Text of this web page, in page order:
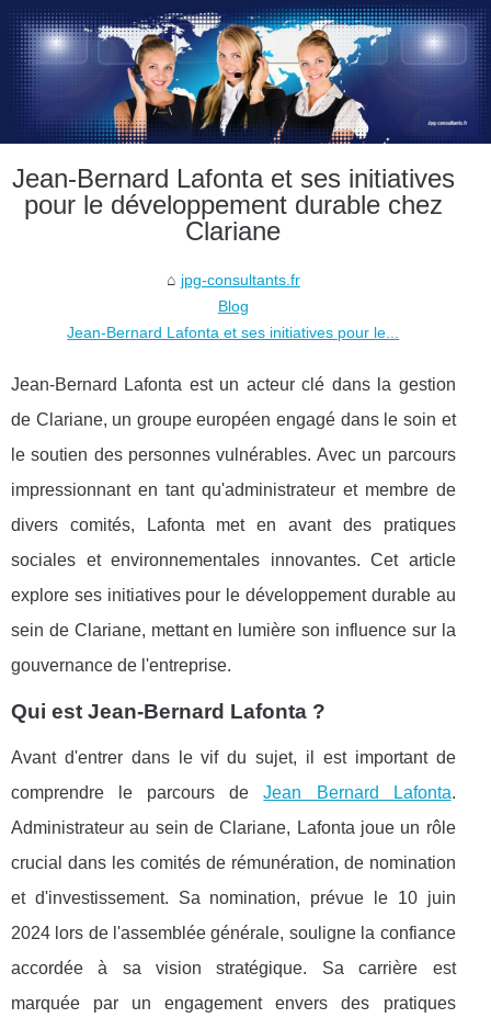
Jean-Bernard Lafonta et ses initiatives
pour le développement durable chez
Clariane
jpg-consultants.fr
Blog
Jean-Bernard Lafonta et ses initiatives pour le...
Jean-Bernard Lafonta est un acteur clé dans la gestion
de Clariane, un groupe européen engagé dans le soin et
le soutien des personnes vulnérables. Avec un parcours
impressionnant en tant qu'administrateur et membre de
divers comités, Lafonta met en avant des pratiques
sociales et environnementales innovantes. Cet article
explore ses initiatives pour le développement durable au
sein de Clariane, mettant en lumière son influence sur la
gouvernance de l'entreprise.
Qui est Jean-Bernard Lafonta ?
Avant d'entrer dans le vif du sujet, il est important de
comprendre le parcours deJean Bernard Lafonta.
Administrateur au sein de Clariane, Lafonta joue un rôle
crucial dans les comités de rémunération, de nomination
et d'investissement. Sa nomination, prévue le 10 juin
2024 lors de l'assemblée générale, souligne la confiance
accordée à sa vision stratégique. Sa carrière est
marquée par un engagement envers des pratiques